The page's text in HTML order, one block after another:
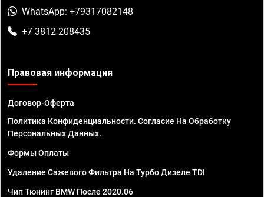
WhatsApp: +79317082148
+7 3812 208435
Правовая информация
Договор-Оферта
Политика Конфиденциальности. Согласие На Обработку
Персональных Данных.
Формы Оплаты
Удаление Сажевого Фильтра На Турбо Дизеле TDI
Чип Тюнинг BMW После 2020.06